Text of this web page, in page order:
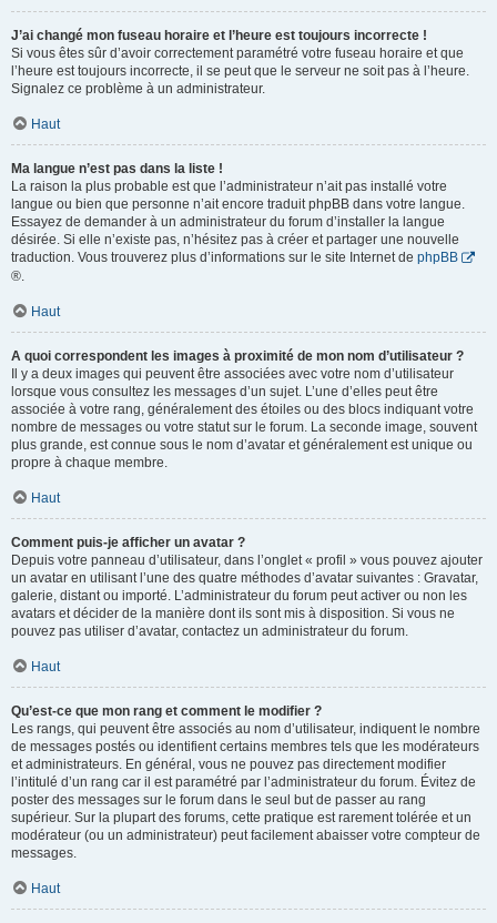
J’ai changé mon fuseau horaire et l’heure est toujours incorrecte !
Si vous êtes sûr d’avoir correctement paramétré votre fuseau horaire et que
l’heure est toujours incorrecte, il se peut que le serveur ne soit pas à l’heure.
Signalez ce problème à un administrateur.
Haut
Ma langue n’est pas dans la liste !
La raison la plus probable est que l’administrateur n’ait pas installé votre
langue ou bien que personne n’ait encore traduit phpBB dans votre langue.
Essayez de demander à un administrateur du forum d’installer la langue
désirée. Si elle n’existe pas, n’hésitez pas à créer et partager une nouvelle
traduction. Vous trouverez plus d’informations sur le site Internet de phpBB
®.
Haut
A quoi correspondent les images à proximité de mon nom d’utilisateur ?
Il y a deux images qui peuvent être associées avec votre nom d’utilisateur
lorsque vous consultez les messages d’un sujet. L’une d’elles peut être
associée à votre rang, généralement des étoiles ou des blocs indiquant votre
nombre de messages ou votre statut sur le forum. La seconde image, souvent
plus grande, est connue sous le nom d’avatar et généralement est unique ou
propre à chaque membre.
Haut
Comment puis-je afficher un avatar ?
Depuis votre panneau d’utilisateur, dans l’onglet « profil » vous pouvez ajouter
un avatar en utilisant l’une des quatre méthodes d’avatar suivantes : Gravatar,
galerie, distant ou importé. L’administrateur du forum peut activer ou non les
avatars et décider de la manière dont ils sont mis à disposition. Si vous ne
pouvez pas utiliser d’avatar, contactez un administrateur du forum.
Haut
Qu’est-ce que mon rang et comment le modifier ?
Les rangs, qui peuvent être associés au nom d’utilisateur, indiquent le nombre
de messages postés ou identifient certains membres tels que les modérateurs
et administrateurs. En général, vous ne pouvez pas directement modifier
l’intitulé d’un rang car il est paramétré par l’administrateur du forum. Évitez de
poster des messages sur le forum dans le seul but de passer au rang
supérieur. Sur la plupart des forums, cette pratique est rarement tolérée et un
modérateur (ou un administrateur) peut facilement abaisser votre compteur de
messages.
Haut